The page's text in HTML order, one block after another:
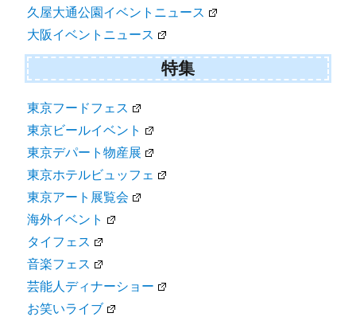
久屋大通公園イベントニュース
大阪イベントニュース
特集
東京フードフェス
東京ビールイベント
東京デパート物産展
東京ホテルビュッフェ
東京アート展覧会
海外イベント
タイフェス
音楽フェス
芸能人ディナーショー
お笑いライブ